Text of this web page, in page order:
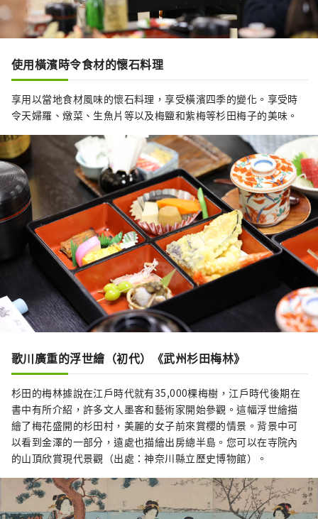
使用橫濱時令食材的懷石料理
享用以當地食材風味的懷石料理，享受橫濱四季的變化。享受時
令天婦羅、燉菜、生魚片等以及梅鹽和紫梅等杉田梅子的美味。
歌川廣重的浮世繪（初代）《武州杉田梅林》
杉田的梅林據說在江戶時代就有35,000棵梅樹，江戶時代後期在
書中有所介紹，許多文人墨客和藝術家開始參觀。這幅浮世繪描
繪了梅花盛開的杉田村，美麗的女子前來賞櫻的情景。背景中可
以看到金澤的一部分，遠處也描繪出房總半島。您可以在寺院內
的山頂欣賞現代景觀（出處：神奈川縣立歷史博物館）。